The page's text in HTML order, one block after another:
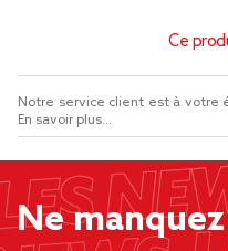
Ce
Notre service client est à votre
En savoir plus...
Ne